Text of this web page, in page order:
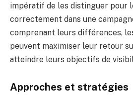
impératif de les distinguer pour
correctement dans une
comprenant leurs différences,
peuvent maximiser leur retour
atteindre leurs objectifs de
Approches et stratégies